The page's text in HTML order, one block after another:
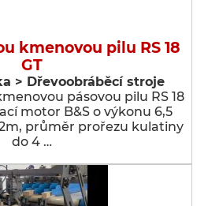
kmenovou pilu RS 18
GT
> Dřevoobráběcí stroje
pásovou pilu RS 18
motor B&S o výkonu 6,5
průměr prořezu kulatiny
do 4 …